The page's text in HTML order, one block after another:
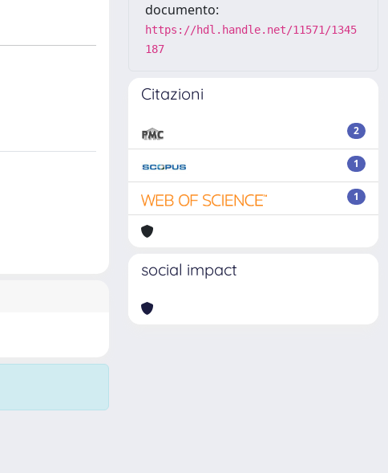
documento:
https://hdl.handle.net/11571/1345
187
Citazioni
2
1
1
social impact